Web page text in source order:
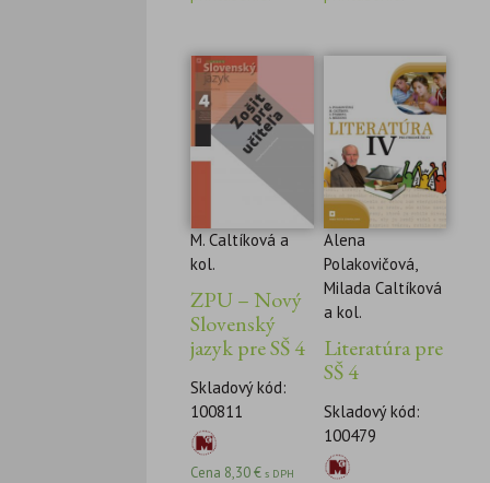
M. Caltíková a
kol.
ZPU – Nový
Slovenský
jazyk pre SŠ 4
Skladový kód:
100811
Cena 8,30€ s DPH
Alena
Polakovičová,
Milada Caltíková
a kol.
Literatúra pre
SŠ 4
Skladový kód:
100479